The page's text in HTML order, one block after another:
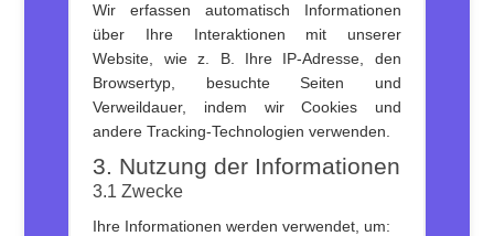
Wir erfassen automatisch Informationen
über Ihre Interaktionen mit unserer
Website, wie z. B. Ihre IP-Adresse, den
Browsertyp, besuchte Seiten und
Verweildauer, indem wir Cookies und
andere Tracking-Technologien verwenden.
3. Nutzung der Informationen
3.1 Zwecke
Ihre Informationen werden verwendet, um: